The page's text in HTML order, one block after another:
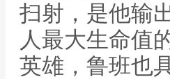
扫射，是他输
人最大生命值
英雄，鲁班也